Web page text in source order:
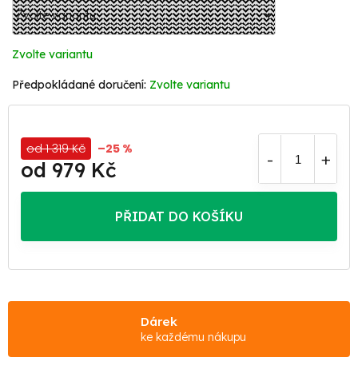
Zvolte variantu
Zvolte variantu
od 1 319 Kč –25 %
od 979 Kč
PŘIDAT DO KOŠÍKU
Dárek
ke každému nákupu